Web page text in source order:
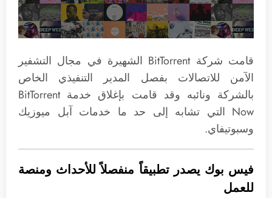
قامت شركة BitTorrent الشهيرة في مجال التشفير
الآمن للاتصالات بفصل المدير التنفيذي الخاص
بالشركة ونائبه وقد قامت بإغلاق خدمة BitTorrent
Now التي تشابه إلى حد ما خدمات آبل ميوزيك
وسبوتيفاي.
فيس بوك يصدر تطبيقاً منفصلاً للأحداث ومنصة
للعمل